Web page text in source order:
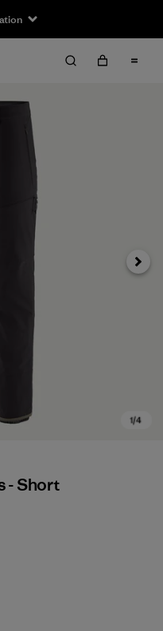
Weiter
- Short